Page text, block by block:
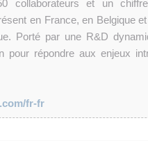
collaborateurs et un
en France, en Belgique
Porté par une R&D
pour répondre aux enjeux
fr-fr